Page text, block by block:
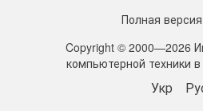
Полная
Copyright © 2000—2026
компьютерной техники
Укр